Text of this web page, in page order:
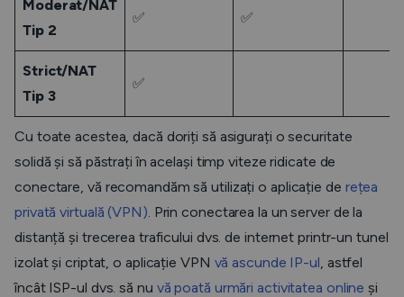
Moderat/NAT
Tip 2
✅ ✅
Strict/NAT
Tip 3
✅
Cu toate acestea, dacă doriți să asigurați o securitate
solidă și să păstrați în același timp viteze ridicate de
conectare, vă recomandăm să utilizați o aplicație de rețea
privată virtuală (VPN). Prin conectarea la un server de la
distanță și trecerea traficului dvs. de internet printr-un tunel
izolat și criptat, o aplicație VPN vă ascunde IP-ul, astfel
încât ISP-ul dvs. să nu vă poată urmări activitatea online și